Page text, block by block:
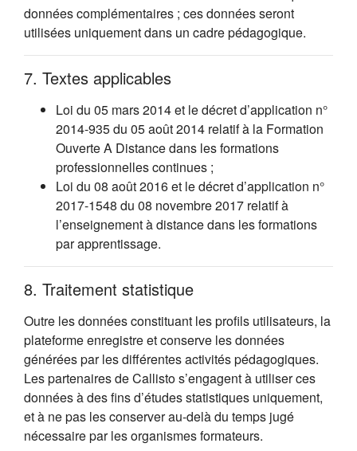
données complémentaires ; ces données seront
utilisées uniquement dans un cadre pédagogique.
7. Textes applicables
Loi du 05 mars 2014 et le décret d’application n°
2014-935 du 05 août 2014 relatif à la Formation
Ouverte A Distance dans les formations
professionnelles continues ;
Loi du 08 août 2016 et le décret d’application n°
2017-1548 du 08 novembre 2017 relatif à
l’enseignement à distance dans les formations
par apprentissage.
8. Traitement statistique
Outre les données constituant les profils utilisateurs, la
plateforme enregistre et conserve les données
générées par les différentes activités pédagogiques.
Les partenaires de Callisto s’engagent à utiliser ces
données à des fins d’études statistiques uniquement,
et à ne pas les conserver au-delà du temps jugé
nécessaire par les organismes formateurs.